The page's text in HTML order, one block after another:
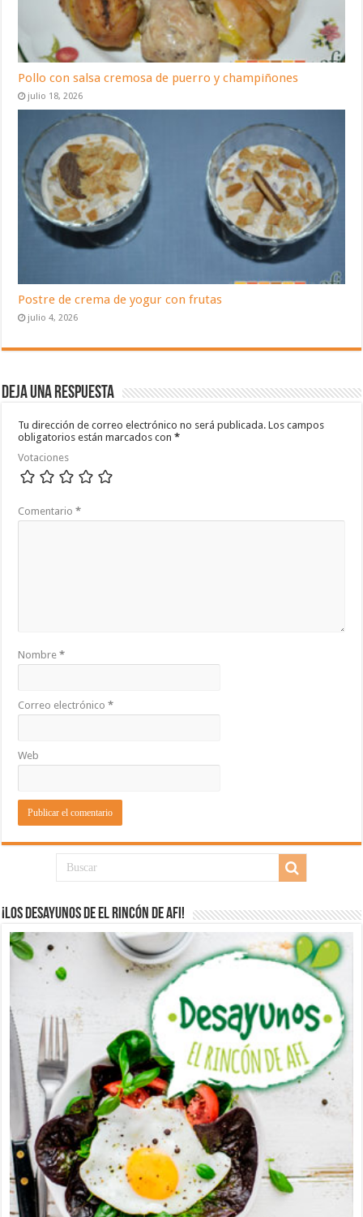
Pollo con salsa cremosa de puerro y champiñones
julio 18, 2026
Postre de crema de yogur con frutas
julio 4, 2026
Deja una respuesta
Tu dirección de correo electrónico no será publicada. Los campos
obligatorios están marcados con*
Votaciones
Comentario*
Nombre*
Correo electrónico*
Web
¡Los desayunos de El Rincón de Afi!